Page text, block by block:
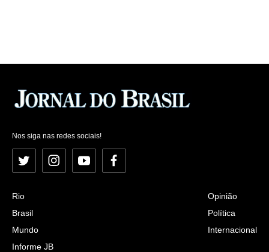
Nos siga nas redes sociais!
Twitter InstagramYouTubeFacebook
Rio
Brasil
Mundo
Informe JB
Opinião
Política
Internacional